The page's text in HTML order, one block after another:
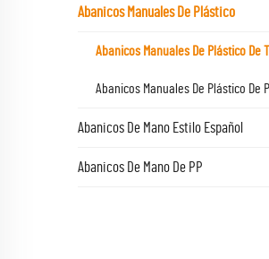
Abanicos Manuales De Plástico
Abanicos Manuales De Plástico De
Abanicos Manuales De Plástico De
Abanicos De Mano Estilo Español
Abanicos De Mano De PP